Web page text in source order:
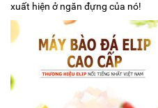
xuất hiện ở ngăn đựng của nó!